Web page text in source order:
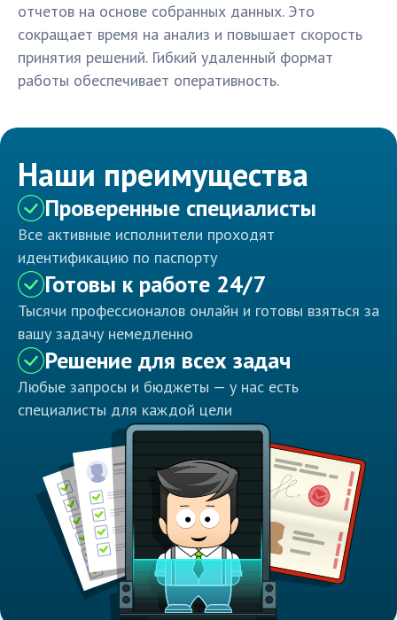
отчетов на основе собранных данных. Это
сокращает время на анализ и повышает скорость
принятия решений. Гибкий удаленный формат
работы обеспечивает оперативность.
Наши преимущества
Проверенные специалисты
Все активные исполнители проходят
идентификацию по паспорту
Готовы к работе 24/7
Тысячи профессионалов онлайн и готовы взяться за
вашу задачу немедленно
Решение для всех задач
Любые запросы и бюджеты — у нас есть
специалисты для каждой цели